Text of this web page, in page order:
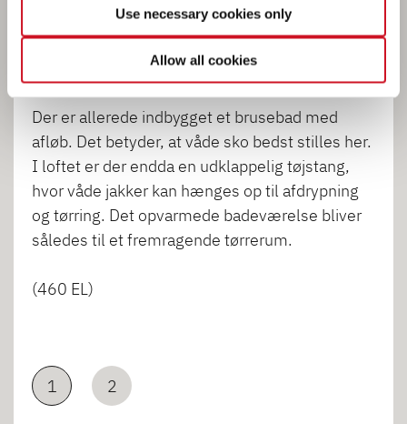
necessary. If you click the “Allow cookies” button or
select individual cookies in the detailed view, you provide
your consent to the processing of your data for the
and not required to use our website. You can view your
selected settings at any time as well as deselect or
change them later (such as by using the fingerprint button
at the bottom left of the website). You can find further
information in our Privacy Policy.
Allow all cookies
Use necessary cookies only
Fordelen ved det her monterede svingtoilet er,
at det kan drejes til siden, når det ikke er i brug,
hvilket giver lidt mere plads.
Der er allerede indbygget et brusebad med
afløb. Det betyder, at våde sko bedst stilles her.
I loftet er der endda en udklappelig tøjstang,
hvor våde jakker kan hænges op til afdrypning
og tørring. Det opvarmede badeværelse bliver
således til et fremragende tørrerum.
(460 EL)
1 2